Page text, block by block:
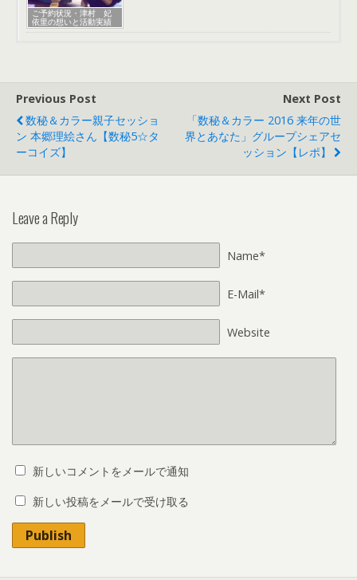
ご予約状況・津村 妃
依里の想いと活動実績
Previous Post
数秘＆カラー親子セッショ
ン 本郷理絵さん【数秘5☆タ
ーコイズ】
Next Post
「数秘＆カラー 2016 来年の世
界とあなた」グループシェアセ
ッション【レポ】
Leave a Reply
Name*
E-Mail*
Website
新しいコメントをメールで通知
新しい投稿をメールで受け取る
Publish